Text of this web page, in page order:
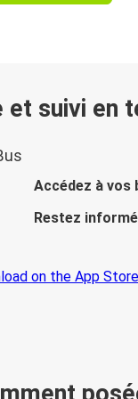
suivi en
Accédez à vos
Restez informé